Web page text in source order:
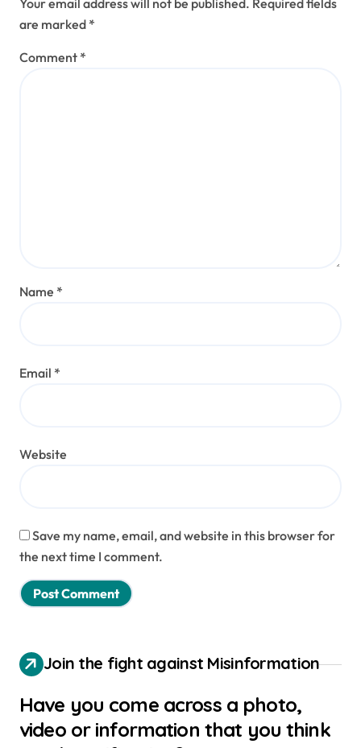
Your email address will not be published. Required fields
are marked *
Comment *
Name *
Email *
Website
Save my name, email, and website in this browser for
the next time I comment.
Join the fight against Misinformation
Have you come across a photo,
video or information that you think